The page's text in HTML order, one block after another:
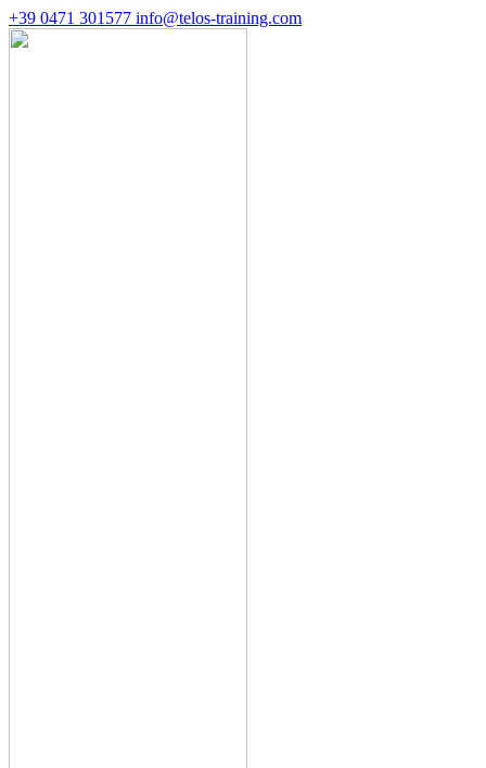
+39 0471 301577 info@telos-training.com